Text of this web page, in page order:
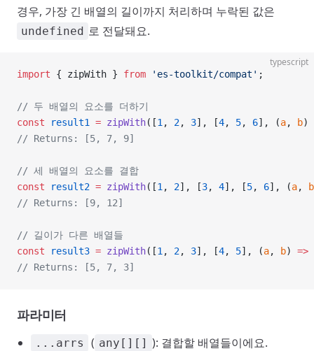
경우, 가장 긴 배열의 길이까지 처리하며 누락된 값은
undefined 로 전달돼요.
typescript
import { zipWith } from 'es-toolkit/compat' ;
// 두 배열의 요소를 더하기
const result1 = zipWith([1 , 2, 3], [4, 5, 6], (a, b)
// Returns: [5, 7, 9]
// 세 배열의 요소를 결합
const result2 = zipWith([1 , 2], [3, 4], [5, 6], (a,
b
// Returns: [9, 12]
// 길이가 다른 배열들
const result3 = zipWith([1 , 2, 3], [4, 5], (a, b) =>
// Returns: [5, 7, 3]
파라미터
...arrs ( any[][] ): 결합할 배열들이에요.